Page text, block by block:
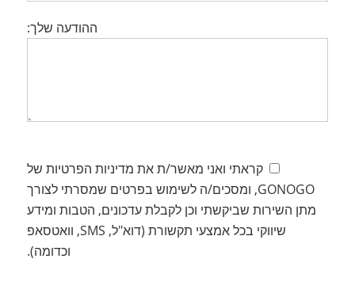
ההודעה שלך:
קראתי ואני מאשר/ת את מדיניות הפרטיות של
GONOGO, ומסכים/ה לשימוש בפרטים שמסרתי לצורך
מתן השירות שביקשתי וכן לקבלת עדכונים, הטבות ומידע
שיווקי בכל אמצעי תקשורת (דוא"ל, SMS, וואטסאפ
וכדומה).